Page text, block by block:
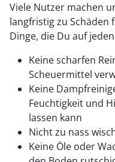
Viele Nutzer machen
langfristig zu Schäden
Dinge, die Du auf
Keine scharfen
Scheuermittel
Keine
Feuchtigkeit und
lassen kann
Nicht zu nass
Keine Öle oder